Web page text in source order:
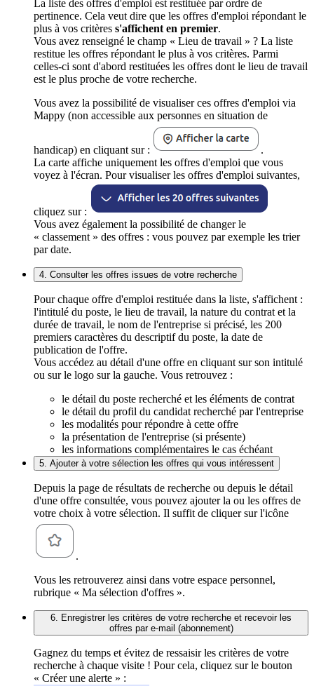
La liste des offres d'emploi est restituée par ordre de
pertinence. Cela veut dire que les offres d'emploi répondant le
plus à vos critères s'affichent en premier.
Vous avez renseigné le champ « Lieu de travail » ? La liste
restitue les offres répondant le plus à vos critères. Parmi
celles-ci sont d'abord restituées les offres dont le lieu de travail
est le plus proche de votre recherche.
Vous avez la possibilité de visualiser ces offres d'emploi via
Mappy (non accessible aux personnes en situation de
handicap) en cliquant sur :
.
La carte affiche uniquement les offres d'emploi que vous
voyez à l'écran. Pour visualiser les offres d'emploi suivantes,
cliquez sur :
Vous avez également la possibilité de changer le
« classement » des offres : vous pouvez par exemple les trier
par date.
4. Consulter les offres issues de votre recherche
Pour chaque offre d'emploi restituée dans la liste, s'affichent :
l'intitulé du poste, le lieu de travail, la nature du contrat et la
durée de travail, le nom de l'entreprise si précisé, les 200
premiers caractères du descriptif du poste, la date de
publication de l'offre.
Vous accédez au détail d'une offre en cliquant sur son intitulé
ou sur le logo sur la gauche. Vous retrouvez :
le détail du poste recherché et les éléments de contrat
le détail du profil du candidat recherché par l'entreprise
les modalités pour répondre à cette offre
la présentation de l'entreprise (si présente)
les informations complémentaires le cas échéant
5. Ajouter à votre sélection les offres qui vous intéressent
Depuis la page de résultats de recherche ou depuis le détail
d'une offre consultée, vous pouvez ajouter la ou les offres de
votre choix à votre sélection. Il suffit de cliquer sur l'icône
.
Vous les retrouverez ainsi dans votre espace personnel,
rubrique « Ma sélection d'offres ».
6. Enregistrer les critères de votre recherche et recevoir les
offres par e-mail (abonnement)
Gagnez du temps et évitez de ressaisir les critères de votre
recherche à chaque visite ! Pour cela, cliquez sur le bouton
« Créer une alerte » :